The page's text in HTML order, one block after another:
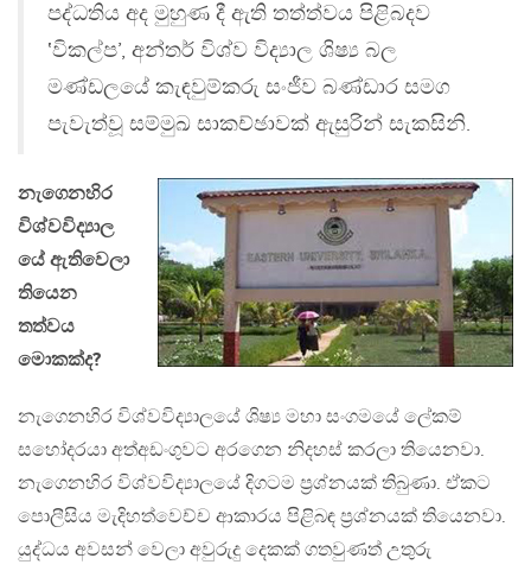
පද්ධතිය අද මුහුණ දී ඇති තත්ත්වය පිළිබදව
‛විකල්ප’, අන්තර් විශ්ව විද්‍යාල ශිෂ්‍ය බල
මණ්ඩලයේ කැඳවුම්කරු සංජීව බණ්ඩාර සමග
පැවැත්වූ සම්මුඛ සාකච්ඡාවක් ඇසුරින් සැකසිනි.
නැගෙනහිර
විශ්වවිද්‍යාල
යේ ඇතිවෙලා
තියෙන
තත්වය
මොකක්ද?
නැගෙනහිර විශ්වවිද්‍යාලයේ ශිෂ්‍ය මහා සංගමයේ ලේකම්
සහෝදරයා අත්අඩංගුවට අරගෙන නිදහස් කරලා තියෙනවා.
නැගෙනහිර විශ්වවිද්‍යාලයේ දිගටම ප්‍රශ්නයක් තිබුණා. ඒකට
පොලීසිය මැදිහත්වෙච්ච ආකාරය පිළිබඳ ප්‍රශ්නයක් තියෙනවා.
යුද්ධය අවසන් වෙලා අවුරුදු දෙකක් ගතවුණත් උතුරු